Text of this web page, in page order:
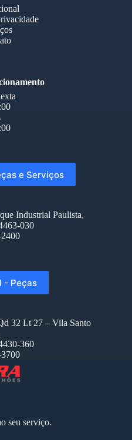
e Serviços
Industrial Paulista,
030
- Peças
32 Lt 27 – Vila Santo
360
seu serviço.